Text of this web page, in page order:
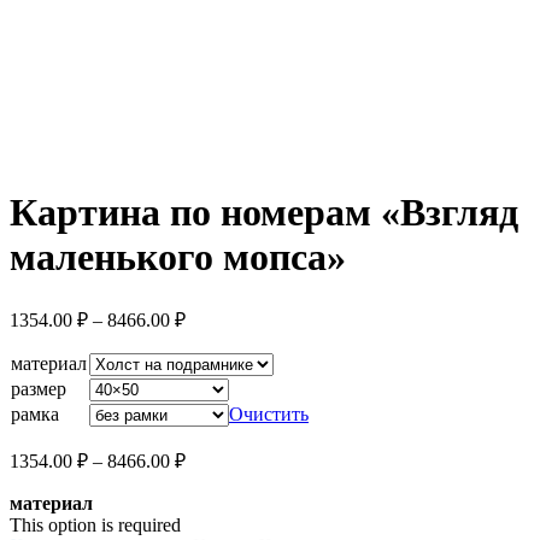
Картина по номерам «Взгляд
маленького мопса»
1354.00 ₽ – 8466.00 ₽Диапазон
1354.00 ₽
–
8466.00 ₽
материал
размер
рамка
Очистить
1354.00 ₽ – 8466.00 ₽Диапазон
материал
This option is required